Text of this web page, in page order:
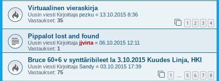
Virtuaalinen vieraskirja
Uusin viesti Kirjoittaja pezku « 13.10.2015 8:36
Vastaukset: 35 1 2 3 4
Pippalot lost and found
Uusin viesti Kirjoittaja jjvirta « 06.10.2015 12:11
Vastaukset: 1
Bruce 60+6 v synttäribileet la 3.10.2015 Kuudes Linja, HKI
Uusin viesti Kirjoittaja Sandy « 03.10.2015 17:39
Vastaukset: 75 1 … 5 6 7 8